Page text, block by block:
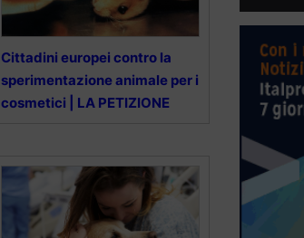
Cittadini europei contro la
sperimentazione animale per i
cosmetici | LA PETIZIONE